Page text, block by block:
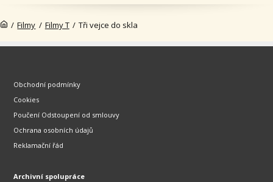
/ Filmy / Filmy T / Tři vejce do skla
Obchodní podmínky
Cookies
Poučení Odstoupení od smlouvy
Ochrana osobních údajů
Reklamační řád
Archivní spolupráce